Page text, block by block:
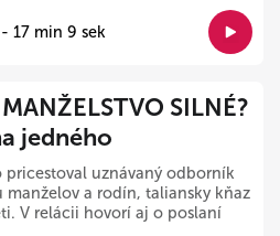
17 min 9 sek
SILNÉ?
jedného
pricestoval uznávaný odborník
manželov a rodín, taliansky kňaz
V relácii hovorí aj o poslaní